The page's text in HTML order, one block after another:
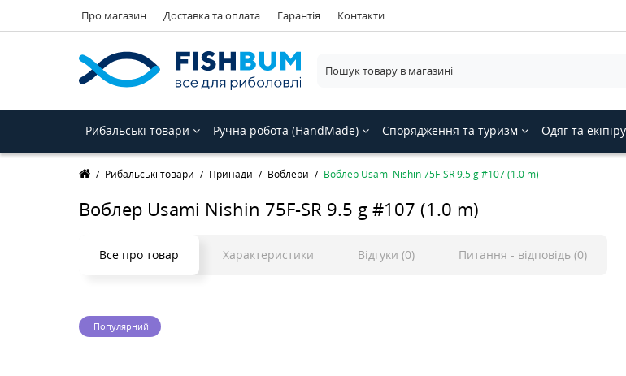
Про магазин Доставка та оплата Гарантія Контакти
Рибальські товари Ручна робота (HandMade) Спорядження та туризм Одяг та
Рибальські товари Принади Воблери Воблер Usami Nishin 75F-SR 9.5 g #107 (1.0 m)
Воблер Usami Nishin 75F-SR 9.5 g #107 (1.0 m)
Все про товар Характеристики Відгуки (0) Питання - відповідь (0)
Популярний